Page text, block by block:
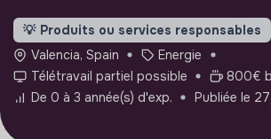
💡 Produits ou services responsables
Valencia, Spain
Energie
Télétravail partiel possible
800€
De 0 à 3 année(s) d'exp.
Publiée le